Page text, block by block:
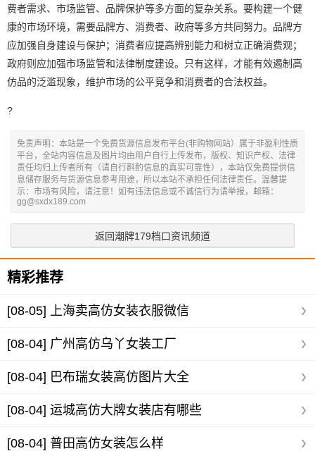
费者需求、市场监管、品牌保护等多方面的复杂关系。要构建一个健
康的市场环境，需要品牌方、消费者、政府等多方共同努力。品牌方
应加强自身建设与保护；消费者应提高辨别能力和树立正确消费观；
政府则应加强市场监管和法律制度建设。只有这样，才能有效遏制高
仿品的泛滥现象，维护市场的公平竞争和消费者的合法权益。
?
免责声明：本站是一个免费货源信息发布平台(非购物网站）属于非盈利性质
平台，全站内容信息及图片均由用户自行上传发布，版权、知识产权、法律
责任均归上传者所有（请自行斟酌信息的真实可靠性），本站仅免费提供信
息储存服务与货源信息参考用途，所以本站不承担任何法律责任。温馨提
示：市场有风险，请注意！如有违法信息或不诚信行为请举报，邮箱：
gg@sxdx189.com
返回潮牌179档口资讯频道
精彩推荐
[08-05] 上海卖高仿女装衣服微信
[08-04] 广州高仿乌丫女装工厂
[08-04] 巴布瑞女装高仿图片大全
[08-04] 运城高仿大牌女装店有哪些
[08-04] 普田高仿女装怎么样